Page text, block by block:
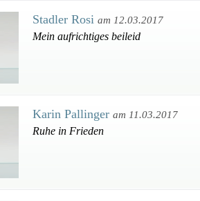
Stadler Rosi am 12.03.2017
Mein aufrichtiges beileid
Karin Pallinger am 11.03.2017
Ruhe in Frieden